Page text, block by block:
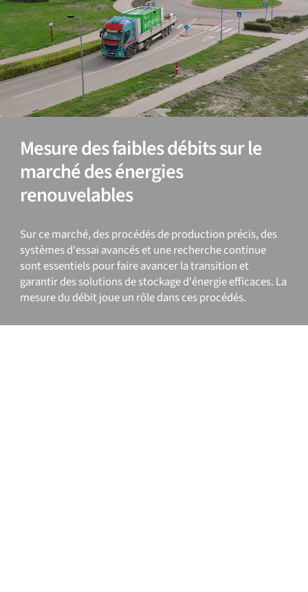
Mesure des faibles débits sur le
marché des énergies
renouvelables
Sur ce marché, des procédés de production précis, des
systèmes d'essai avancés et une recherche continue
sont essentiels pour faire avancer la transition et
garantir des solutions de stockage d'énergie efficaces. La
mesure du débit joue un rôle dans ces procédés.